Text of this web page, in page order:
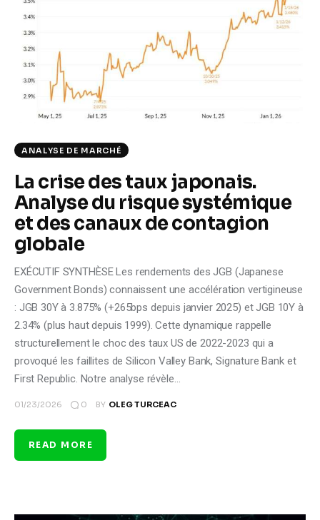
Tech
Reports
Shop
ANALYSE DE MARCHÉ
La crise des taux japonais.
Analyse du risque systémique
et des canaux de contagion
globale
EXÉCUTIF SYNTHÈSE Les rendements des JGB (Japanese
Government Bonds) connaissent une accélération vertigineuse
: JGB 30Y à 3.875% (+265bps depuis janvier 2025) et JGB 10Y à
2.34% (plus haut depuis 1999). Cette dynamique rappelle
structurellement le choc des taux US de 2022-2023 qui a
provoqué les faillites de Silicon Valley Bank, Signature Bank et
First Republic. Notre analyse révèle…
01/23/2026 0 BY OLEG TURCEAC
READ MORE